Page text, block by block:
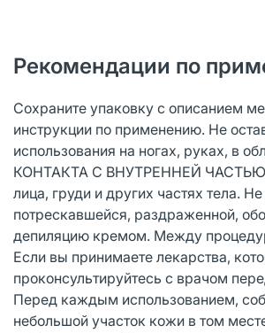
Рекомендации по
Сохраните упаковку с описанием
инструкции по применению. Не
использования на ногах, руках, в
КОНТАКТА С ВНУТРЕННЕЙ
лица, груди и других частях тела.
потрескавшейся, раздраженной,
депиляцию кремом. Между
Если вы принимаете лекарства,
проконсультируйтесь с врачом
Перед каждым использованием,
небольшой участок кожи в том